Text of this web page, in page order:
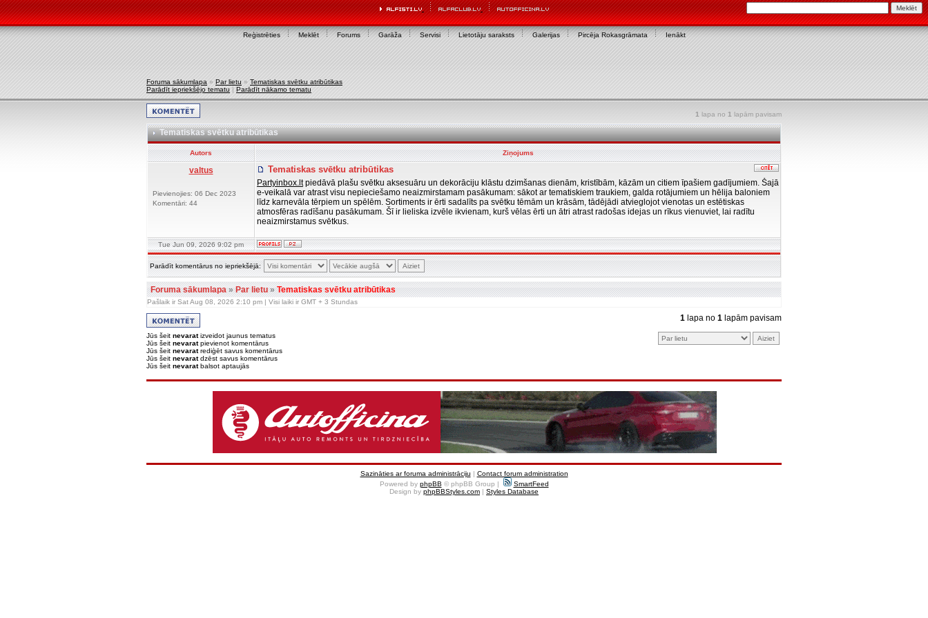
Reģistrēties Meklēt Forums Garāža Servisi Lietotāju saraksts Galerijas Pircēja Rokasgrāmata Ienākt
Foruma sākumlapa » Par lietu » Tematiskas svētku atribūtikas
Parādīt iepriekšējo tematu | Parādīt nākamo tematu
1 lapa no 1 lapām pavisam
Tematiskas svētku atribūtikas
Autors Ziņojums
valtus
Pievienojies: 06 Dec 2023
Komentāri: 44
Tematiskas svētku atribūtikas
Partyinbox.ltpiedāvā plašu svētku aksesuāru un dekorāciju klāstu dzimšanas dienām, kristībām, kāzām un citiem īpašiem gadījumiem. Šajā
e-veikalā var atrast visu nepieciešamo neaizmirstamam pasākumam: sākot ar tematiskiem traukiem, galda rotājumiem un hēlija baloniem
līdz karnevāla tērpiem un spēlēm. Sortiments ir ērti sadalīts pa svētku tēmām un krāsām, tādējādi atvieglojot vienotas un estētiskas
atmosfēras radīšanu pasākumam. Šī ir lieliska izvēle ikvienam, kurš vēlas ērti un ātri atrast radošas idejas un rīkus vienuviet, lai radītu
neaizmirstamus svētkus.
Tue Jun 09, 2026 9:02 pm
Parādīt komentārus no iepriekšējā:
Foruma sākumlapa»Par lietu»Tematiskas svētku atribūtikas
Pašlaik ir Sat Aug 08, 2026 2:10 pm | Visi laiki ir GMT + 3 Stundas
1 lapa no 1 lapām pavisam
Jūs šeit nevaratizveidot jaunus tematus
Jūs šeit nevaratpievienot komentārus
Jūs šeit nevaratrediģēt savus komentārus
Jūs šeit nevaratdzēst savus komentārus
Jūs šeit nevaratbalsot aptaujās
Sazināties ar foruma administrāciju | Contact forum administration
Powered by phpBB © phpBB Group |
SmartFeed
Design by phpBBStyles.com | Styles Database